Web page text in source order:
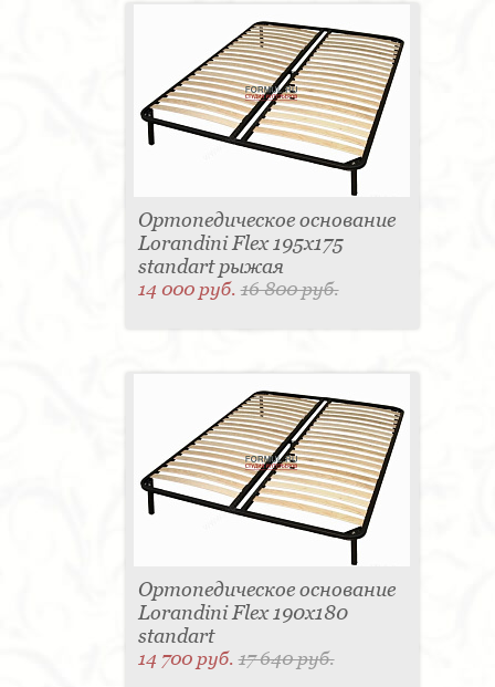
Ортопедическое основание
Lorandini Flex 195x175
standart рыжая
14 000 руб.16 800 руб.
Ортопедическое основание
Lorandini Flex 190x180
standart
14 700 руб.17 640 руб.